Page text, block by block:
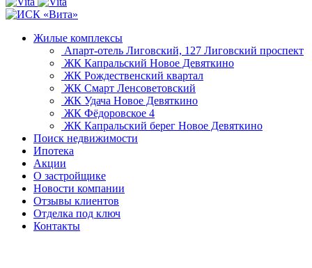
Жилые комплексы
Апарт-отель Лиговский, 127 Лиговский проспект
ЖК Капральский Новое Девяткино
ЖК Рождественский квартал
ЖК Смарт Ленсоветовский
ЖК Удача Новое Девяткино
ЖК Фёдоровское 4
ЖК Капральский берег Новое Девяткино
Поиск недвижимости
Ипотека
Акции
О застройщике
Новости компании
Отзывы клиентов
Отделка под ключ
Контакты